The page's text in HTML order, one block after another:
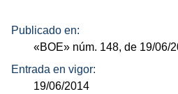
Publicado en:
«BOE» núm. 148, de 19/06/
Entrada en vigor:
19/06/2014